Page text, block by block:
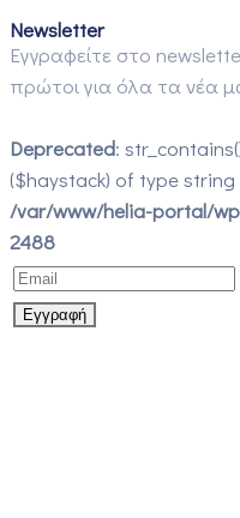
Newsletter
Εγγραφείτε στο
πρώτοι για όλα τα νέα
Deprecated:
($haystack) of type
/var/www/helia-portal/
2488